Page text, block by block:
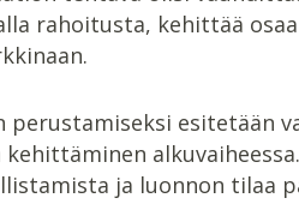
rahoitusta, kehittää
esitetään
ja luonnon tilaa